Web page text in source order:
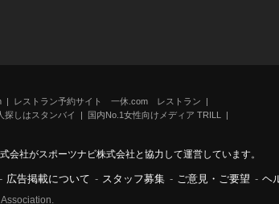
レストラン予約サイト 一休.com レストラン
探しはスタンバイ
国内No.1女性向けメディア TRILL
社がスポーツナビ株式会社と協力して運営しています。
- 広告掲載について - スタッフ募集 - ご意見・ご要望 - ヘ